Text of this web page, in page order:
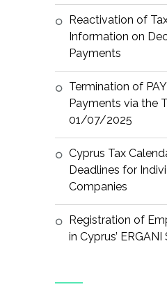
Reactivation of
Information on
Payments
Termination of
Payments via the
01/07/2025
Cyprus Tax
Deadlines for
Companies
Registration of
in Cyprus’